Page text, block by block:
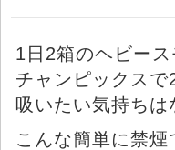
1日2箱のヘビー
チャンピックス
吸いたい気持ちは
こんな簡単に禁